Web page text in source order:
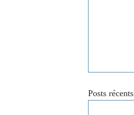
Posts récents